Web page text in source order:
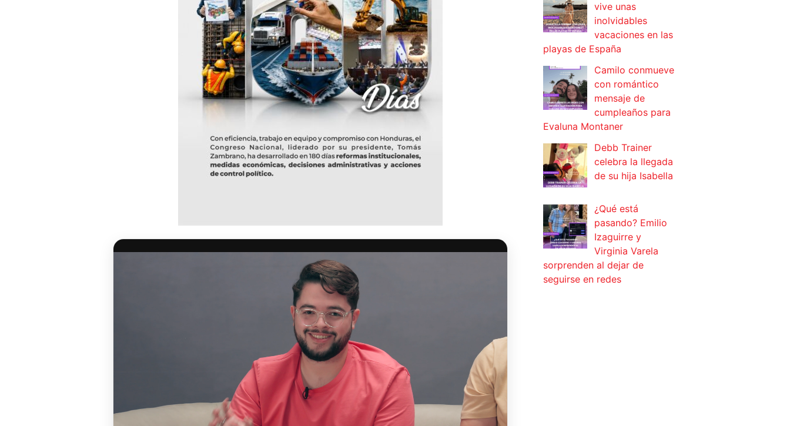
vive unas
inolvidables
vacaciones en las
playas de España
Camilo conmueve
con romántico
mensaje de
cumpleaños para
Evaluna Montaner
Debb Trainer
celebra la llegada
de su hija Isabella
¿Qué está
pasando? Emilio
Izaguirre y
Virginia Varela
sorprenden al dejar de
seguirse en redes